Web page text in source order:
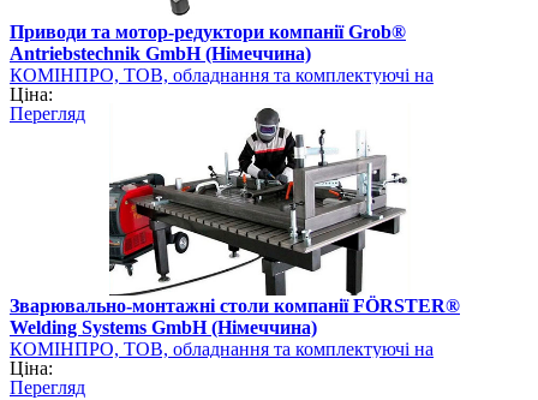
Приводи та мотор-редуктори компанії Grob®
Antriebstechnik GmbH (Німеччина)
КОМІНПРО, ТОВ, обладнання та комплектуючі на
промисловому ринку України
Ціна:
Перегляд
Зварювально-монтажні столи компанії FÖRSTER®
Welding Systems GmbH (Німеччина)
КОМІНПРО, ТОВ, обладнання та комплектуючі на
промисловому ринку України
Ціна:
Перегляд